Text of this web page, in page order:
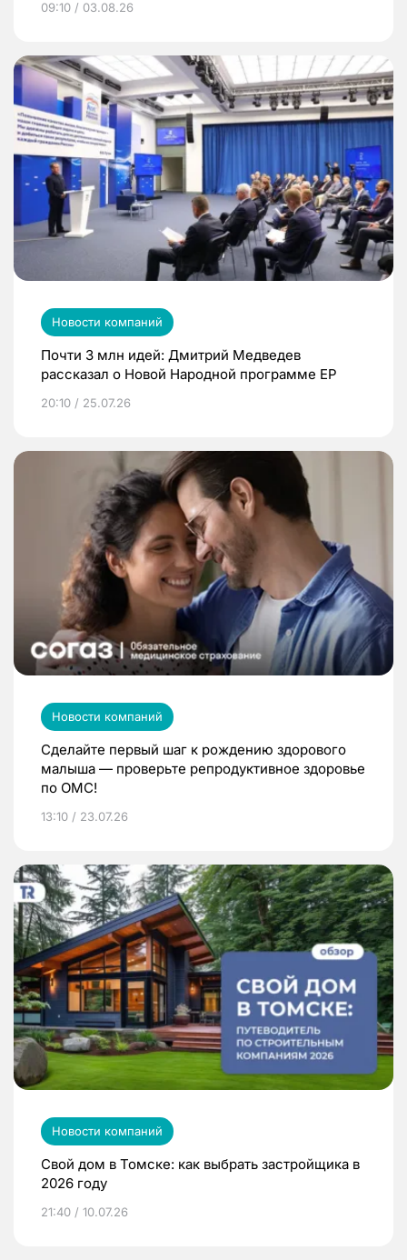
09:10 / 03.08.26
Новости компаний
Почти 3 млн идей: Дмитрий Медведев
рассказал о Новой Народной программе ЕР
20:10 / 25.07.26
Новости компаний
Сделайте первый шаг к рождению здорового
малыша — проверьте репродуктивное здоровье
по ОМС!
13:10 / 23.07.26
Новости компаний
Свой дом в Томске: как выбрать застройщика в
2026 году
21:40 / 10.07.26